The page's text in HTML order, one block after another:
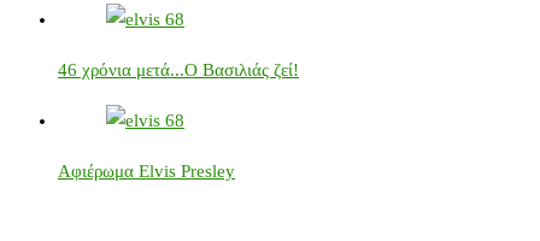
46 χρόνια μετά...Ο Βασιλιάς ζεί!
Αφιέρωμα Elvis Presley